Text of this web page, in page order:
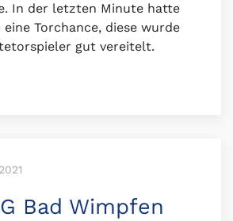
In der letzten Minute hatte
eine Torchance, diese wurde
gut vereitelt.
Bad Wimpfen